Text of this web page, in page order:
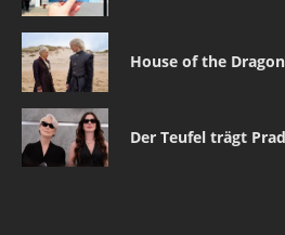
House of the Dragon
Der Teufel trägt